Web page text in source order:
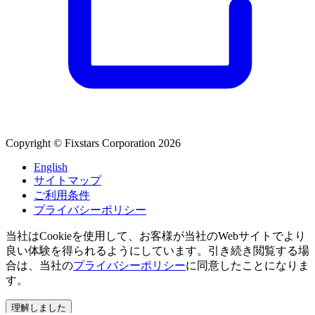
Copyright © Fixstars Corporation 2026
English
サイトマップ
ご利用条件
プライバシーポリシー
当社はCookieを使用して、お客様が当社のWebサイトでより
良い体験を得られるようにしています。引き続き閲覧する場
合は、当社のプライバシーポリシーに同意したことになりま
す。
理解しました